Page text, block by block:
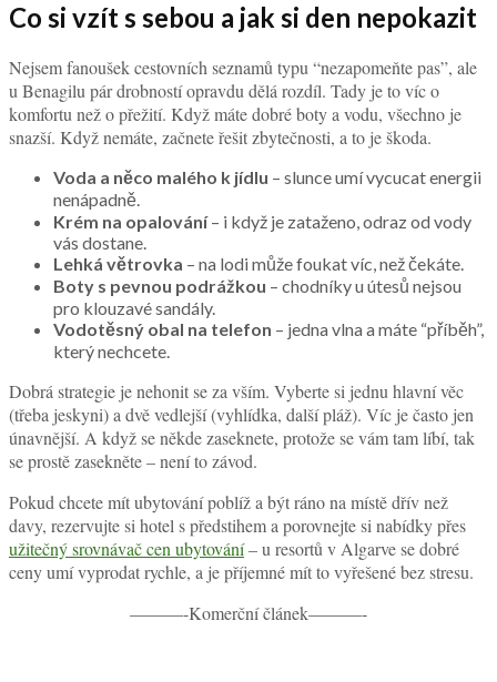
Co si vzít s sebou a jak si den nepokazit
Nejsem fanoušek cestovních seznamů typu “nezapomeňte pas”, ale
u Benagilu pár drobností opravdu dělá rozdíl. Tady je to víc o
komfortu než o přežití. Když máte dobré boty a vodu, všechno je
snazší. Když nemáte, začnete řešit zbytečnosti, a to je škoda.
Voda a něco malého k jídlu – slunce umí vycucat energii
nenápadně.
Krém na opalování– i když je zataženo, odraz od vody
vás dostane.
Lehká větrovka – na lodi může foukat víc, než čekáte.
Boty s pevnou podrážkou – chodníky u útesů nejsou
pro klouzavé sandály.
Vodotěsný obal na telefon – jedna vlna a máte “příběh”,
který nechcete.
Dobrá strategie je nehonit se za vším. Vyberte si jednu hlavní věc
(třeba jeskyni) a dvě vedlejší (vyhlídka, další pláž). Víc je často jen
únavnější. A když se někde zaseknete, protože se vám tam líbí, tak
se prostě zasekněte – není to závod.
Pokud chcete mít ubytování poblíž a být ráno na místě dřív než
davy, rezervujte si hotel s předstihem a porovnejte si nabídky přes
užitečný srovnávač cen ubytování– u resortů v Algarve se dobré
ceny umí vyprodat rychle, a je příjemné mít to vyřešené bez stresu.
———-Komerční článek———-